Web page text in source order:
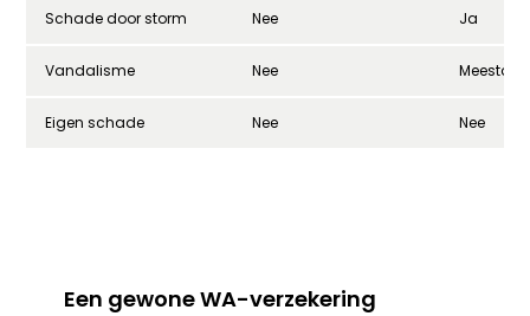
Schade door storm Nee Ja
Vandalisme Nee Meestal
Eigen schade Nee Nee
Een gewone WA-verzekering